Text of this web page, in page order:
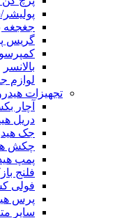
جغجغه
گریس
بالانسر
لوازم
تجهیزات
آچار
دریل
جک
چکش
پمپ
فلنج
فولی
پرس
سایر